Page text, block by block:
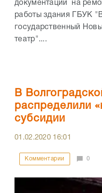
документации на
работы здания ГБУК
государственный
театр"....
В
распределили
субсидии
01.02.2020 16:01
Комментарии 0